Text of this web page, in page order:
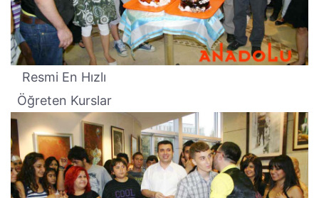
Resmi En Hızlı
Öğreten Kurslar